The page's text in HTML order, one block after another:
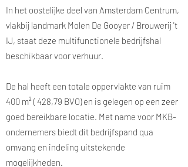
In het oostelijke deel van Amsterdam Centrum,
vlakbij landmark Molen De Gooyer / Brouwerij 't
IJ, staat deze multifunctionele bedrijfshal
beschikbaar voor verhuur.
De hal heeft een totale oppervlakte van ruim
400 m² ( 428,79 BVO) en is gelegen op een zeer
goed bereikbare locatie. Met name voor MKB-
ondernemers biedt dit bedrijfspand qua
omvang en indeling uitstekende
mogelijkheden.